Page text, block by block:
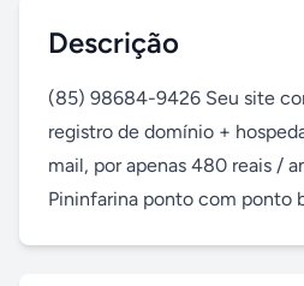
Descrição
(85) 98684-9426 Seu site
registro de domínio +
mail, por apenas 480 reais /
Pininfarina ponto com ponto